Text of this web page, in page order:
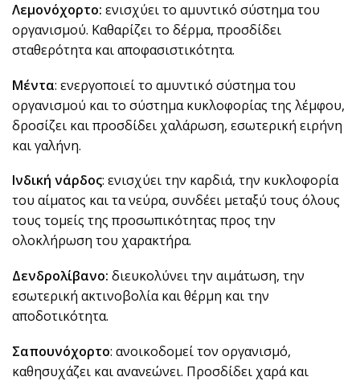
Λεμονόχορτο: ενισχύει το αμυντικό σύστημα του
οργανισμού. Καθαρίζει το δέρμα, προσδίδει
σταθερότητα και αποφασιστικότητα.
Μέντα: ενεργοποιεί το αμυντικό σύστημα του
οργανισμού και το σύστημα κυκλοφορίας της λέμφου,
δροσίζει και προσδίδει χαλάρωση, εσωτερική ειρήνη
και γαλήνη.
Ινδική νάρδος: ενισχύει την καρδιά, την κυκλοφορία
του αίματος και τα νεύρα, συνδέει μεταξύ τους όλους
τους τομείς της προσωπικότητας προς την
ολοκλήρωση του χαρακτήρα.
Δενδρολίβανο: διευκολύνει την αιμάτωση, την
εσωτερική ακτινοβολία και θέρμη και την
αποδοτικότητα.
Σαπουνόχορτο: ανοικοδομεί τον οργανισμό,
καθησυχάζει και ανανεώνει. Προσδίδει χαρά και